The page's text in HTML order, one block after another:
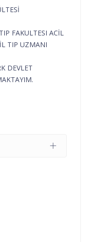
FAKULTESI ACİL
TIP UZMANI
DEVLET